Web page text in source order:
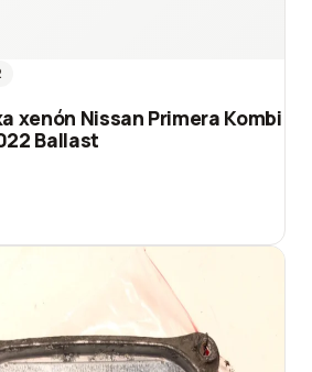
xenón Nissan Primera Kombi
Ballast